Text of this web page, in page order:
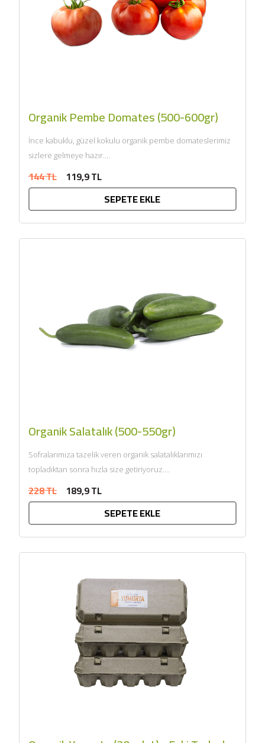
Organik Pembe Domates (500-600gr)
İnce kabuklu, güzel kokulu organik pembe domateslerimiz
sizlere gelmeye hazır....
144 TL 119,9 TL
SEPETE EKLE
Organik Salatalık (500-550gr)
Sofralarımıza tazelik veren organik salatalıklarımızı
topladıktan sonra hızla size getiriyoruz....
228 TL 189,9 TL
SEPETE EKLE